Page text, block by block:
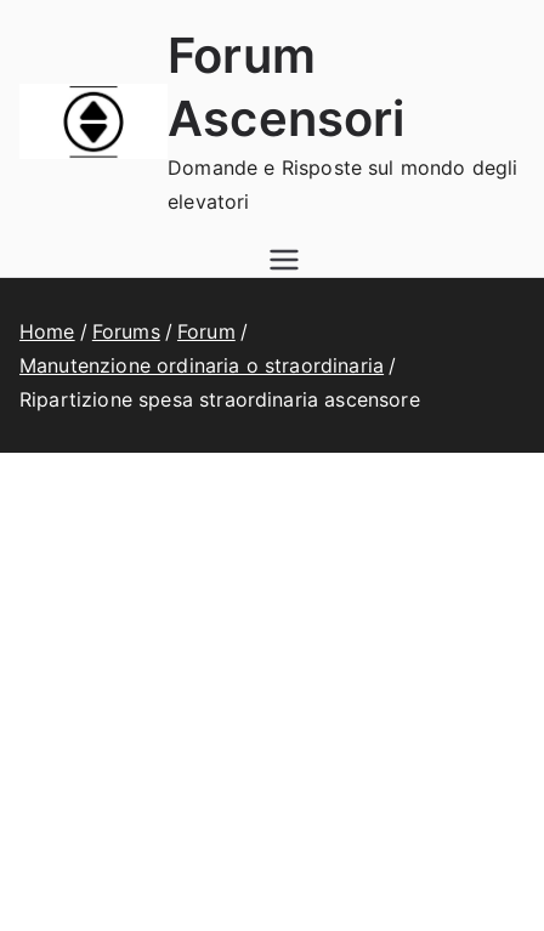
contenuto
Forum
Ascensori
Domande e Risposte sul mondo degli
elevatori
Home Forums
Forum
Manutenzione ordinaria o straordinaria
Ripartizione spesa straordinaria ascensore